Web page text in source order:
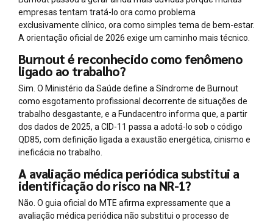
empresas tentam tratá-lo ora como problema
exclusivamente clínico, ora como simples tema de bem-estar.
A orientação oficial de 2026 exige um caminho mais técnico.
Burnout é reconhecido como fenômeno
ligado ao trabalho?
Sim. O Ministério da Saúde define a Síndrome de Burnout
como esgotamento profissional decorrente de situações de
trabalho desgastante, e a Fundacentro informa que, a partir
dos dados de 2025, a CID-11 passa a adotá-lo sob o código
QD85, com definição ligada a exaustão energética, cinismo e
ineficácia no trabalho.
A avaliação médica periódica substitui a
identificação do risco na NR-1?
Não. O guia oficial do MTE afirma expressamente que a
avaliação médica periódica não substitui o processo de